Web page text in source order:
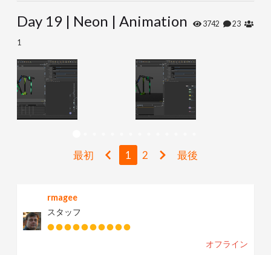
l
N
a
g
Day 19 | Neon | Animation 3742 23
1
最初 1 2 最後
rmagee
スタッフ
オフライン